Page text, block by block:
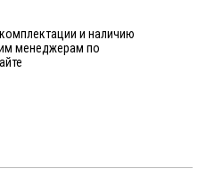
и наличию
менеджерам по